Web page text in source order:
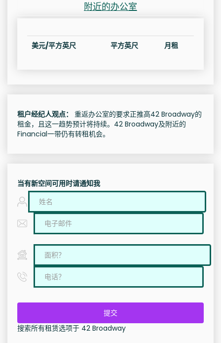
附近的办公室
美元/平方英尺 平方英尺 月租
租户经纪人观点：
重返办公室的要求正推高42 Broadway的
租金，且这一趋势预计将持续。42 Broadway及附近的
Financial一带仍有转租机会。
当有新空间可用时请通知我
提交
搜索所有租赁选项于 42 Broadway